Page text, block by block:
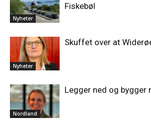
Nyheter
Fiskebøl
Nyheter
Skuffet over at
Nordland
Legger ned og bygger